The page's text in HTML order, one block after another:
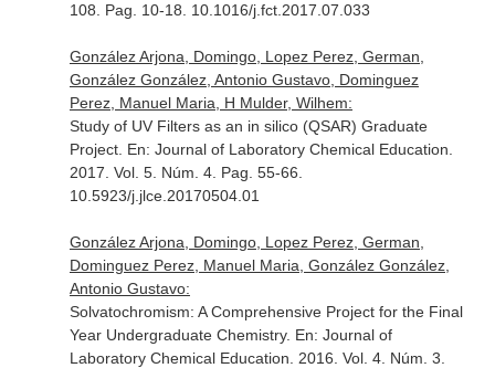
108. Pag. 10-18. 10.1016/j.fct.2017.07.033
González Arjona, Domingo, Lopez Perez, German,
González González, Antonio Gustavo, Dominguez
Perez, Manuel Maria, H Mulder, Wilhem:
Study of UV Filters as an in silico (QSAR) Graduate
Project. En: Journal of Laboratory Chemical Education
2017. Vol. 5. Núm. 4. Pag. 55-66.
10.5923/j.jlce.20170504.01
González Arjona, Domingo, Lopez Perez, German,
Dominguez Perez, Manuel Maria, González González,
Antonio Gustavo:
Solvatochromism: A Comprehensive Project for the Final
Year Undergraduate Chemistry. En: Journal of
Laboratory Chemical Education . 2016. Vol. 4. Núm. 3.